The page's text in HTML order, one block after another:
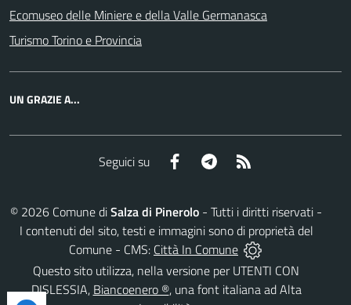
Ecomuseo delle Miniere e della Valle Germanasca
Turismo Torino e Provincia
UN GRAZIE A...
Seguici su Facebook Telegram
© 2026 Comune diSalza di Pinerolo - Tutti i diritti riservati -
I contenuti del sito, testi e immagini sono di proprietà del
Comune - CMS: Città In Comune
Questo sito utilizza, nella versione per UTENTI CON
DISLESSIA, Biancoenero ®, una font italiana ad Alta